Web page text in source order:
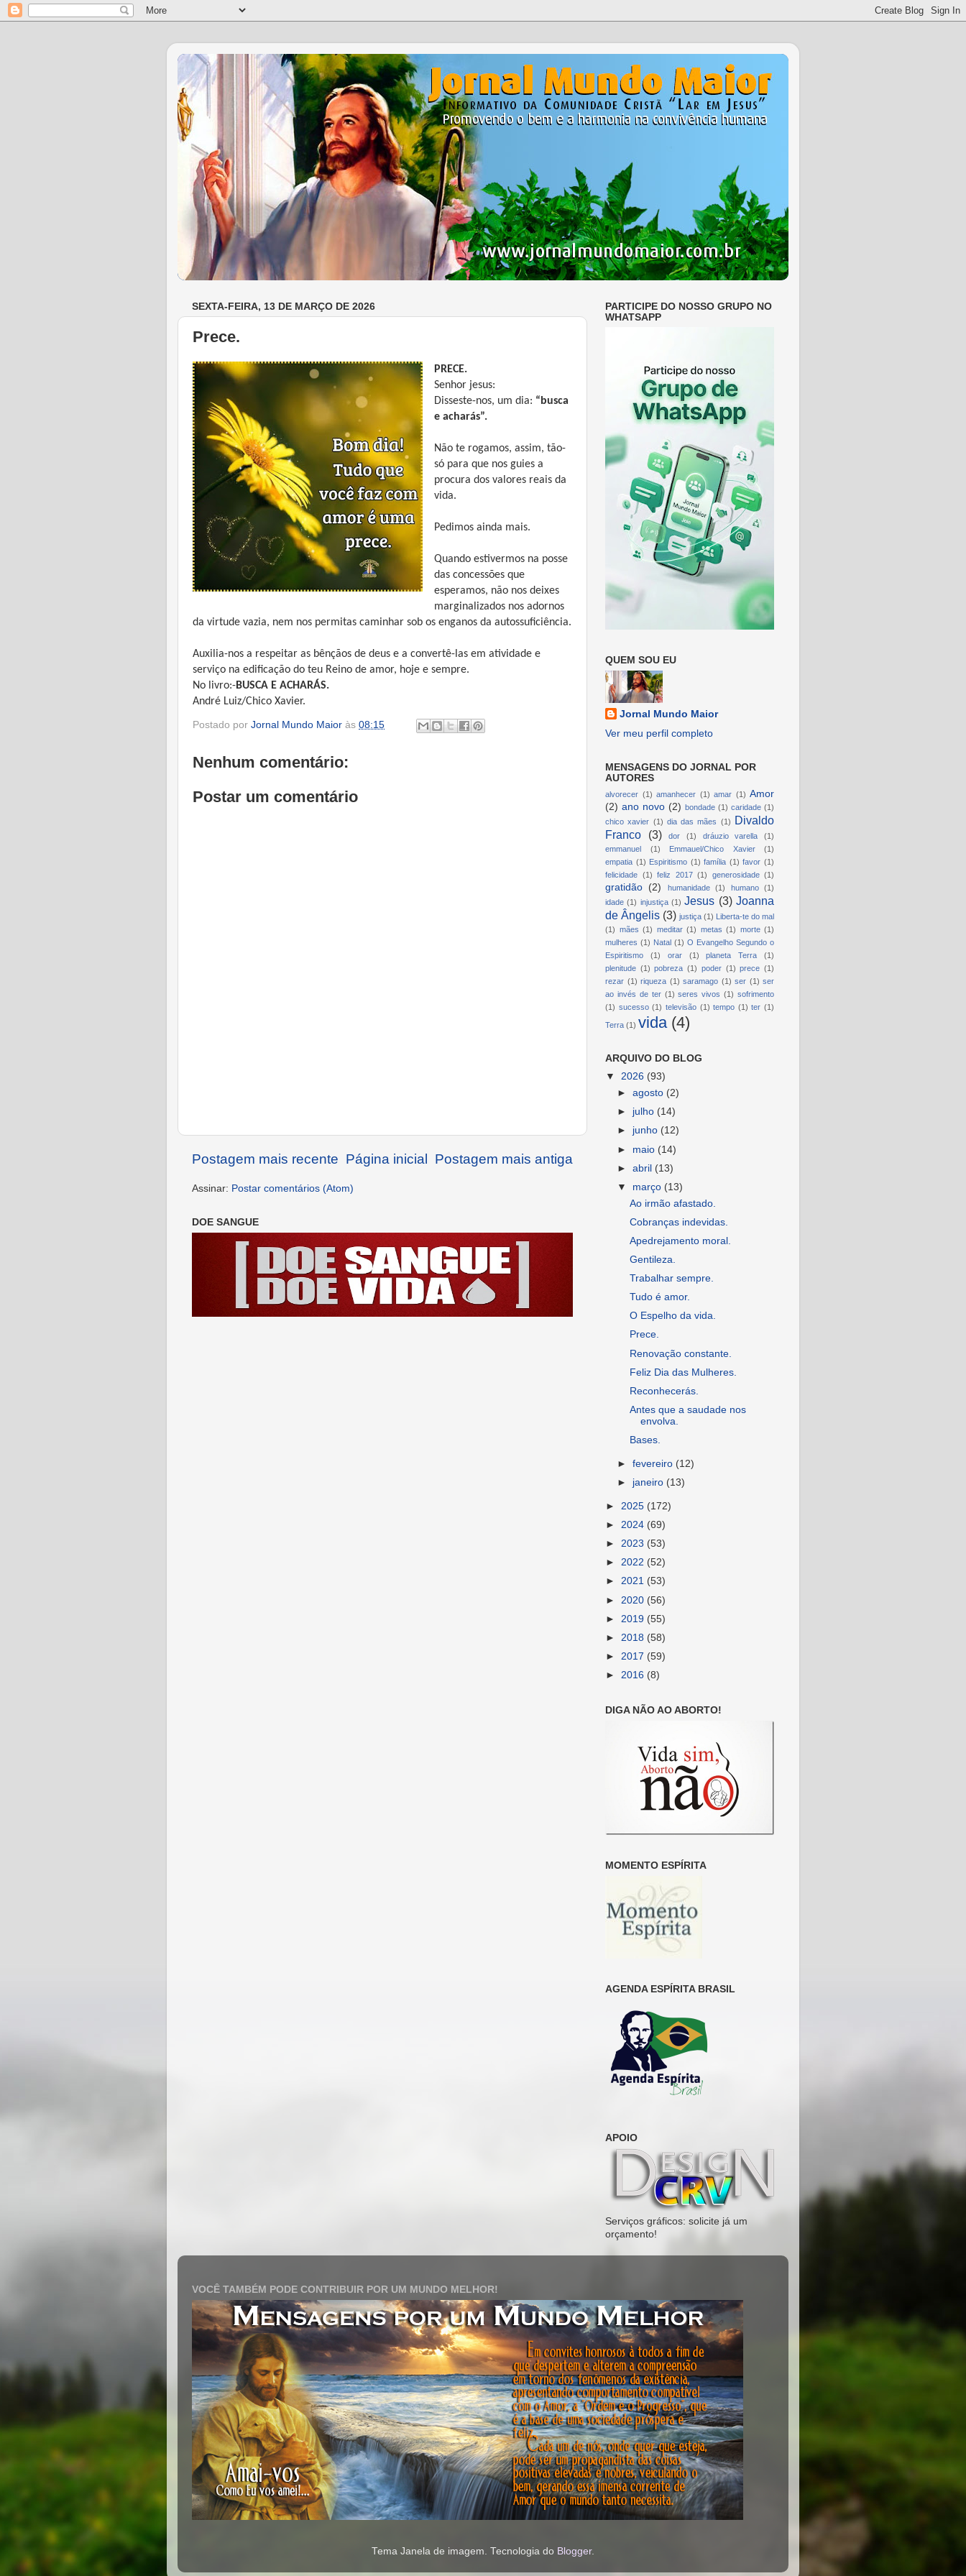
SEXTA-FEIRA, 13 DE MARÇO DE 2026
Prece.
PRECE.
Senhor jesus:
Disseste-nos, um dia: “busca
e acharás”.
Não te rogamos, assim, tão-
só para que nos guies a
procura dos valores reais da
vida.
Pedimos ainda mais.
Quando estivermos na posse
das concessões que
esperamos, não nos deixes
marginalizados nos adornos
da virtude vazia, nem nos permitas caminhar sob os enganos da autossuficiência.
Auxilia-nos a respeitar as bênçãos de deus e a convertê-las em atividade e
serviço na edificação do teu Reino de amor, hoje e sempre.
No livro:-BUSCA E ACHARÁS.
André Luiz/Chico Xavier.
Postado por Jornal Mundo Maior às 08:15
Nenhum comentário:
Postar um comentário
Postagem mais recente Postagem mais antiga
Página inicial
Assinar: Postar comentários (Atom)
DOE SANGUE
PARTICIPE DO NOSSO GRUPO NO
WHATSAPP
QUEM SOU EU
Jornal Mundo Maior
Ver meu perfil completo
MENSAGENS DO JORNAL POR
AUTORES
alvorecer (1) amanhecer (1) amar (1) Amor
(2) ano novo (2) bondade (1) caridade (1)
chico xavier (1) dia das mães (1) Divaldo
Franco
(3) dor (1) dráuzio varella
(1)
emmanuel
(1) Emmauel/Chico Xavier
(1)
empatia (1) Espiritismo (1) família (1) favor (1)
felicidade (1) feliz 2017 (1) generosidade (1)
gratidão (2) humanidade (1) humano
(1)
idade (1) injustiça (1) Jesus (3) Joanna
de Ângelis (3) justiça (1)
Liberta-te do mal
(1) mães (1) meditar (1) metas (1) morte (1)
mulheres (1) Natal (1) O Evangelho Segundo o
Espiritismo
(1) orar (1) planeta Terra
(1)
plenitude (1) pobreza (1) poder (1) prece (1)
rezar (1) riqueza (1) saramago (1) ser (1) ser
ao invés de ter (1) seres vivos (1) sofrimento
(1) sucesso (1) televisão (1) tempo (1) ter (1)
Terra (1) vida (4)
ARQUIVO DO BLOG
▼ 2026 (93)
►agosto (2)
► julho (14)
► junho (12)
► maio (14)
►abril (13)
▼ março (13)
Ao irmão afastado.
Cobranças indevidas.
Apedrejamento moral.
Gentileza.
Trabalhar sempre.
Tudo é amor.
O Espelho da vida.
Prece.
Renovação constante.
Feliz Dia das Mulheres.
Reconhecerás.
Antes que a saudade nos
envolva.
Bases.
►fevereiro (12)
► janeiro (13)
► 2025 (172)
► 2024 (69)
► 2023 (53)
► 2022 (52)
► 2021 (53)
► 2020 (56)
► 2019 (55)
► 2018 (58)
► 2017 (59)
► 2016 (8)
DIGA NÃO AO ABORTO!
MOMENTO ESPÍRITA
AGENDA ESPÍRITA BRASIL
APOIO
Serviços gráficos: solicite já um
orçamento!
VOCÊ TAMBÉM PODE CONTRIBUIR POR UM MUNDO MELHOR!
Tema Janela de imagem. Tecnologia do Blogger.